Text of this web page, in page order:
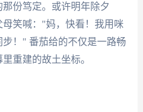
份笃定。或许明年除夕
笑喊："妈，快看！我用咪
！" 番茄给的不仅是一路畅
重建的故土坐标。